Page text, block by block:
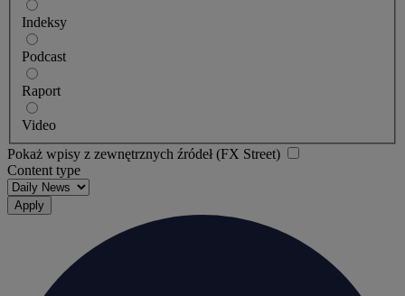
Indeksy
Podcast
Raport
Video
Pokaż wpisy z zewnętrznych źródeł (FX Street)
Content type
Apply